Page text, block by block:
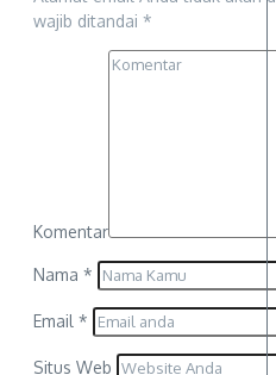
wajib ditandai *
Komentar
Nama *
Email *
Situs Web